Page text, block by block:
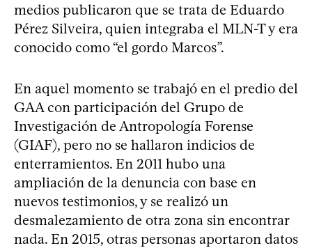
medios publicaron que se trata de Eduardo
Pérez Silveira, quien integraba el MLN-T y era
conocido como “el gordo Marcos”.
En aquel momento se trabajó en el predio del
GAA con participación del Grupo de
Investigación de Antropología Forense
(GIAF), pero no se hallaron indicios de
enterramientos. En 2011 hubo una
ampliación de la denuncia con base en
nuevos testimonios, y se realizó un
desmalezamiento de otra zona sin encontrar
nada. En 2015, otras personas aportaron datos